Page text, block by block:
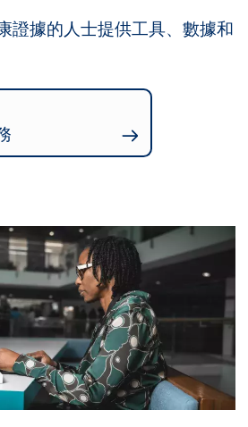
證據的人士提供工具、數據和